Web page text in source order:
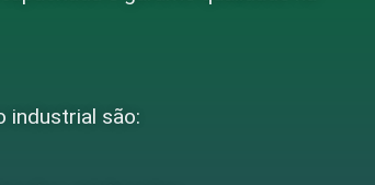
industrial são: